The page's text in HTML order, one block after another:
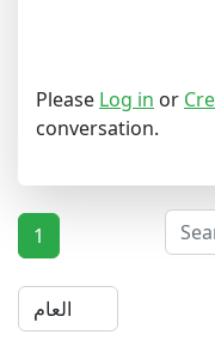
Please Log in or
conversation.
1